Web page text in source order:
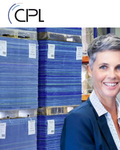
1
LOGISTIKSYSTEM
KREISLAUF
CPL SERVICE-CENTER